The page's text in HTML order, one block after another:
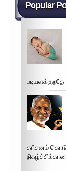
Popular
தரிசனம்